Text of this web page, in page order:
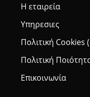
Η εταιρεία
Υπηρεσιες
Πολιτική Cookies
Πολιτική
Επικοινωνία